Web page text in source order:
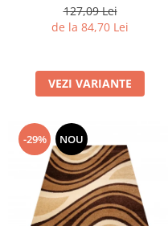
127,09 Lei
de la 84,70 Lei
VEZI VARIANTE
-29% NOU